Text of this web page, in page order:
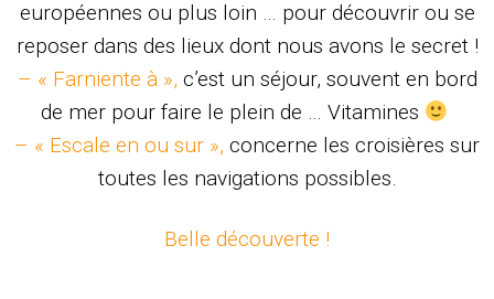
européennes ou plus loin … pour découvrir ou se
reposer dans des lieux dont nous avons le secret !
– « Farniente à », c’est un séjour, souvent en bord
de mer pour faire le plein de … Vitamines
– « Escale en ou sur », concerne les croisières sur
toutes les navigations possibles.
Belle découverte !